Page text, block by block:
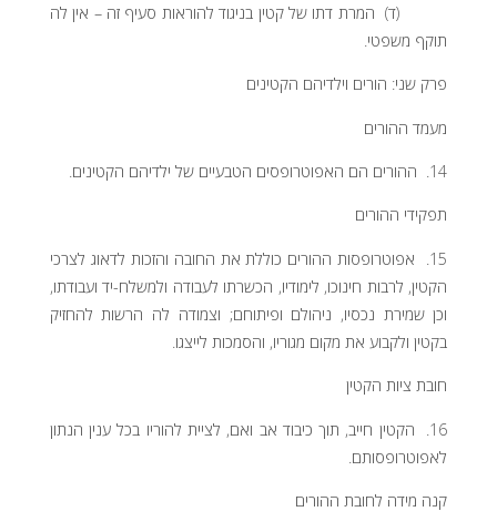
(ד) המרת דתו של קטין בניגוד להוראות סעיף זה – אין לה
תוקף משפטי.
פרק שני: הורים וילדיהם הקטינים
מעמד ההורים
14. ההורים הם האפוטרופסים הטבעיים של ילדיהם הקטינים.
תפקידי ההורים
15. אפוטרופסות ההורים כוללת את החובה והזכות לדאוג לצרכי
הקטין, לרבות חינוכו, לימודיו, הכשרתו לעבודה ולמשלח-יד ועבודתו,
וכן שמירת נכסיו, ניהולם ופיתוחם; וצמודה לה הרשות להחזיק
בקטין ולקבוע את מקום מגוריו, והסמכות לייצגו.
חובת ציות הקטין
16. הקטין חייב, תוך כיבוד אב ואם, לציית להוריו בכל ענין הנתון
לאפוטרופסותם.
קנה מידה לחובת ההורים